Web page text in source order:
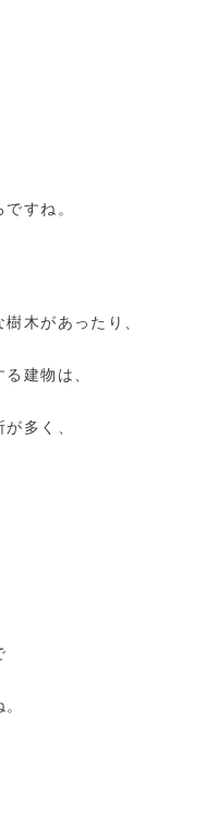
すね。
木があったり、
建物は、
多く、